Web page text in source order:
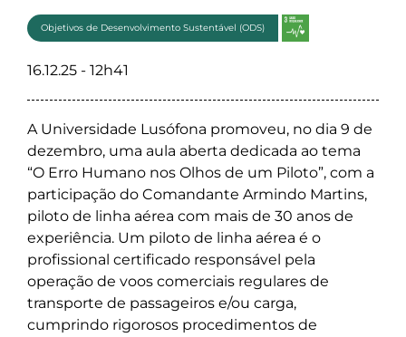
Objetivos de Desenvolvimento Sustentável (ODS)
16.12.25 - 12h41
A Universidade Lusófona promoveu, no dia 9 de
dezembro, uma aula aberta dedicada ao tema
“O Erro Humano nos Olhos de um Piloto”, com a
participação do Comandante Armindo Martins,
piloto de linha aérea com mais de 30 anos de
experiência. Um piloto de linha aérea é o
profissional certificado responsável pela
operação de voos comerciais regulares de
transporte de passageiros e/ou carga,
cumprindo rigorosos procedimentos de